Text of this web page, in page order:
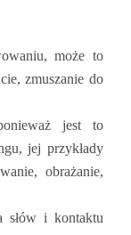
może to
zmuszanie do
jest to
jej przykłady
obrażanie,
słów i kontaktu